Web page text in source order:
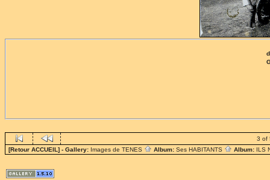
3 of
[Retour ACCUEIL] - Gallery: Images de TENES Album: Ses HABITANTS Album: ILS